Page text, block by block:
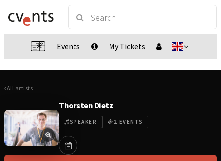
Events My Tickets
All artists
Thorsten Dietz
SPEAKER 2 EVENTS